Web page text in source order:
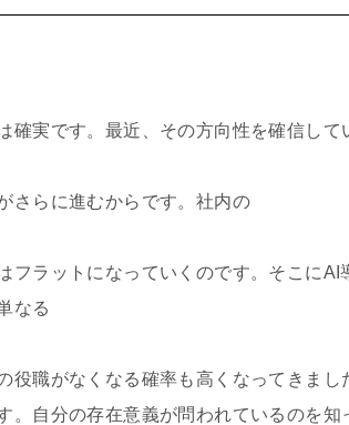
確実です。最近、その方向性を確信して
さらに進むからです。社内の
フラットになっていくのです。そこに
なる
役職がなくなる確率も高くなってきま
。自分の存在意義が問われているのを知